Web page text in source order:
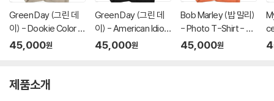
Green Day (그린 데
이) - Dookie Color S
cene T-Shirt - Medi
45,000원
Green Day (그린 데
이) - American Idiot
Hysteria T-Shirt - 2
45,000원
Bob Marley (밥 말리)
- Photo T-Shirt - M
edium Orange
45,000원
제품소개